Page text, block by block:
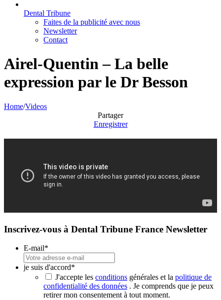
Dental Tribune
Faites de la publicité avec nous
Newsletter
Contact
Airel-Quentin – La belle
expression par le Dr Besson
Home/Videos
Partager
Enregistrer
Inscrivez-vous à Dental Tribune France Newsletter
E-mail*
je suis d'accord*
J'accepte les conditions générales et la politique de
confidentialité des données . Je comprends que je peux
retirer mon consentement à tout moment.